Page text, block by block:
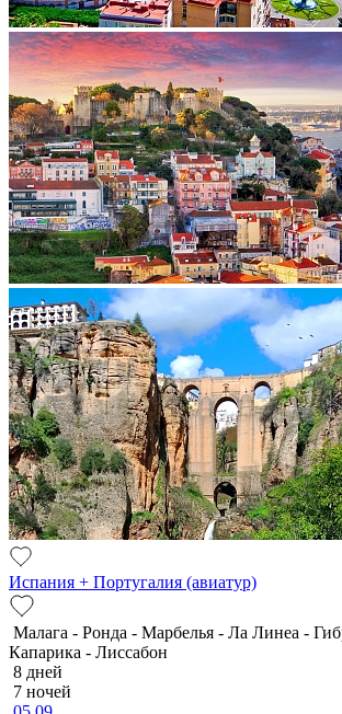
Испания + Португалия (авиатур)
Малага - Ронда - Марбелья - Ла Линеа -
Капарика - Лиссабон
8 дней
7 ночей